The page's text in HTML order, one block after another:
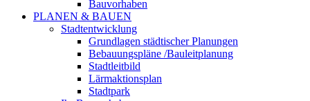
Bauvorhaben
PLANEN & BAUEN
Stadtentwicklung
Grundlagen städtischer Planungen
Bebauungspläne /Bauleitplanung
Stadtleitbild
Lärmaktionsplan
Stadtpark